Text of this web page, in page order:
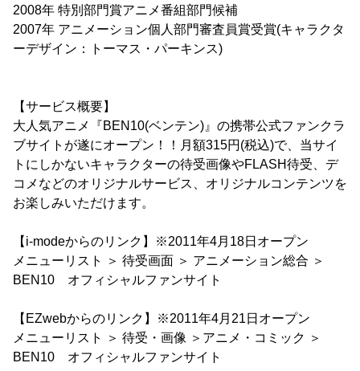
2008年 特別部門賞アニメ番組部門候補
2007年 アニメーション個人部門審査員賞受賞(キャラクタ
ーデザイン：トーマス・パーキンス)
【サービス概要】
大人気アニメ『BEN10(ベンテン)』の携帯公式ファンクラ
ブサイトが遂にオープン！！月額315円(税込)で、当サイ
トにしかないキャラクターの待受画像やFLASH待受、デ
コメなどのオリジナルサービス、オリジナルコンテンツを
お楽しみいただけます。
【i-modeからのリンク】※2011年4月18日オープン
メニューリスト ＞ 待受画面 ＞ アニメーション総合 ＞
BEN10 オフィシャルファンサイト
【EZwebからのリンク】※2011年4月21日オープン
メニューリスト ＞ 待受・画像 ＞アニメ・コミック ＞
BEN10 オフィシャルファンサイト